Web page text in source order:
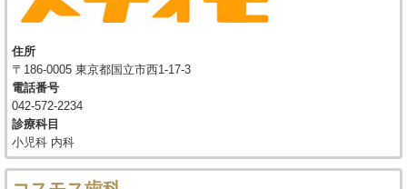
住所
〒186-0005 東京都国立市西1-17-3
電話番号
042-572-2234
診療科目
小児科 内科